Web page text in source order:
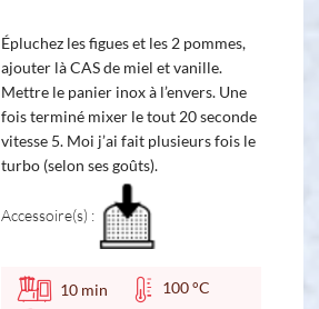
Épluchez les figues et les 2 pommes,
ajouter là CAS de miel et vanille.
Mettre le panier inox à l’envers. Une
fois terminé mixer le tout 20 seconde
vitesse 5. Moi j’ai fait plusieurs fois le
turbo (selon ses goûts).
Accessoire(s) :
10 min
100 °C